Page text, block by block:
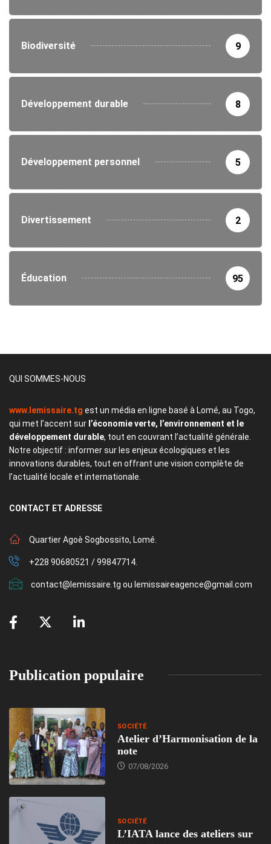
Biodiversité 9
Développement durable 8
Développement personnel 5
Divertissement 2
Éducation 95
QUI SOMMES-NOUS
www.lemissaire.tg est un média en ligne basé à Lomé, au Togo,
qui met l’accent sur l’économie verte, l’environnement et le
développement durable, tout en couvrant l’actualité générale.
Notre objectif : informer sur les enjeux écologiques et les
innovations durables, tout en offrant une vision complète de
l’actualité locale et internationale.
CONTACT ET ADRESSE
Quartier Agoè Sogbossito, Lomé.
+228 90680521 / 99847714.
contact@lemissaire.tg ou lemissaireagence@gmail.com
Publication populaire
SOCIÉTÉ
Atelier d’Harmonisation de la
note
07/08/2026
SOCIÉTÉ
L’IATA lance des ateliers sur